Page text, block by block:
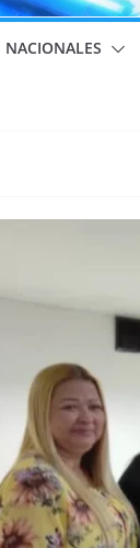
NACIONALES